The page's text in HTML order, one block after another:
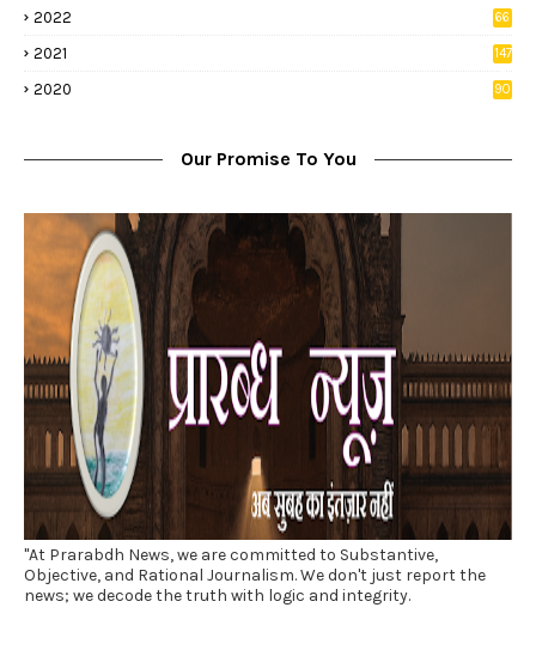
2022
66
2021
147
2020
90
Our Promise To You
"At Prarabdh News, we are committed to Substantive,
Objective, and Rational Journalism. We don't just report the
news; we decode the truth with logic and integrity.